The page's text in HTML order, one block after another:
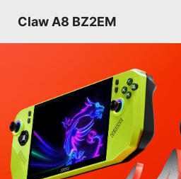
Claw A8 BZ2EM